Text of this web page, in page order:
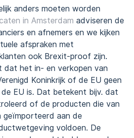
anders moeten worden
in Amsterdam adviseren de
en afnemers en we kijken
afspraken met
ook Brexit-proof zijn.
dat het in- en verkopen van
Koninkrijk of de EU geen
EU is. Dat betekent bijv. dat
of de producten die van
geïmporteerd aan de
voldoen. De